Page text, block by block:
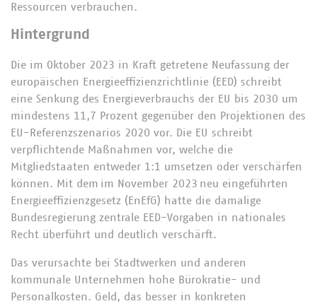
Ressourcen verbrauchen.
Hintergrund
Die im Oktober 2023 in Kraft getretene Neufassung der
europäischen Energieeffizienzrichtlinie (EED) schreibt
eine Senkung des Energieverbrauchs der EU bis 2030 um
mindestens 11,7 Prozent gegenüber den Projektionen des
EU-Referenzszenarios 2020 vor. Die EU schreibt
verpflichtende Maßnahmen vor, welche die
Mitgliedstaaten entweder 1:1 umsetzen oder verschärfen
können. Mit dem im November 2023 neu eingeführten
Energieeffizienzgesetz (EnEfG) hatte die damalige
Bundesregierung zentrale EED-Vorgaben in nationales
Recht überführt und deutlich verschärft.
Das verursachte bei Stadtwerken und anderen
kommunale Unternehmen hohe Bürokratie- und
Personalkosten. Geld, das besser in konkreten